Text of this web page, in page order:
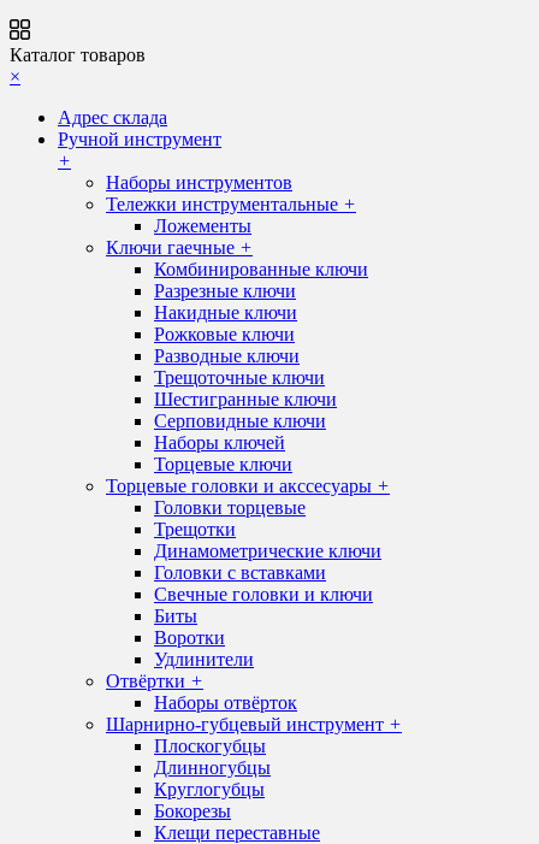
Каталог товаров
×
Адрес склада
Ручной инструмент
+
Наборы инструментов
Тележки инструментальные +
Ложементы
Ключи гаечные +
Комбинированные ключи
Разрезные ключи
Накидные ключи
Рожковые ключи
Разводные ключи
Трещоточные ключи
Шестигранные ключи
Серповидные ключи
Наборы ключей
Торцевые ключи
Торцевые головки и акссесуары +
Головки торцевые
Трещотки
Динамометрические ключи
Головки с вставками
Свечные головки и ключи
Биты
Воротки
Удлинители
Отвёртки +
Наборы отвёрток
Шарнирно-губцевый инструмент +
Плоскогубцы
Длинногубцы
Круглогубцы
Бокорезы
Клещи переставные